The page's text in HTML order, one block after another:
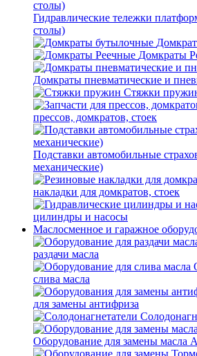
Гидравлические тележки
столы)
Домкраты
Домкраты пневматические и
Стяжки
прессов, домкратов, стоек
Подставки автомобильные
механические)
накладки для домкратов, стоек
цилиндры и насосы
Маслосменное и гаражное
раздачи масла
слива масла
для замены антифриза
Оборудование для замены